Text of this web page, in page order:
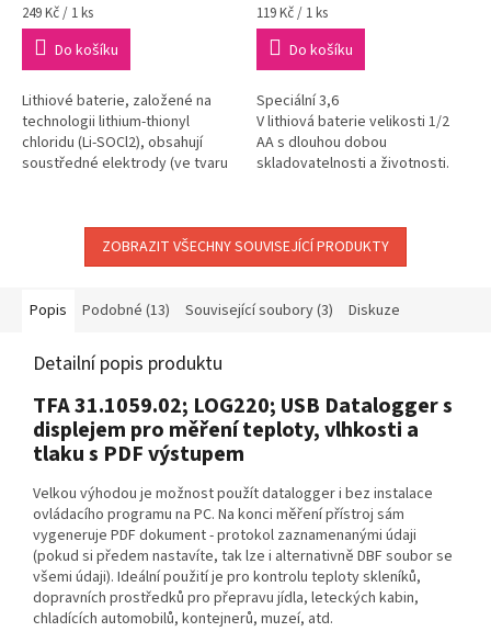
Měrná
cena:
249 Kč / 1 ks
Do košíku
Lithiové baterie, založené na
technologii lithium-thionyl
chloridu (Li-SOCl2), obsahují
soustředné elektrody (ve tvaru
Měrná
cena:
119 Kč / 1 ks
Do košíku
Speciální 3,6
V lithiová baterie velikosti 1/2
AA s dlouhou dobou
skladovatelnosti a životnosti.
ZOBRAZIT VŠECHNY SOUVISEJÍCÍ PRODUKTY
Popis Podobné (13) Související soubory (3) Diskuze
Detailní popis produktu
TFA 31.1059.02; LOG220; USB Datalogger s
displejem pro měření teploty, vlhkosti a
tlaku s PDF výstupem
Velkou výhodou je možnost použít datalogger i bez instalace
ovládacího programu na PC. Na konci měření přístroj sám
vygeneruje PDF dokument - protokol zaznamenanými údaji
(pokud si předem nastavíte, tak lze i alternativně DBF soubor se
všemi údaji). Ideální použití je pro kontrolu teploty skleníků,
dopravních prostředků pro přepravu jídla, leteckých kabin,
chladících automobilů, kontejnerů, muzeí, atd.